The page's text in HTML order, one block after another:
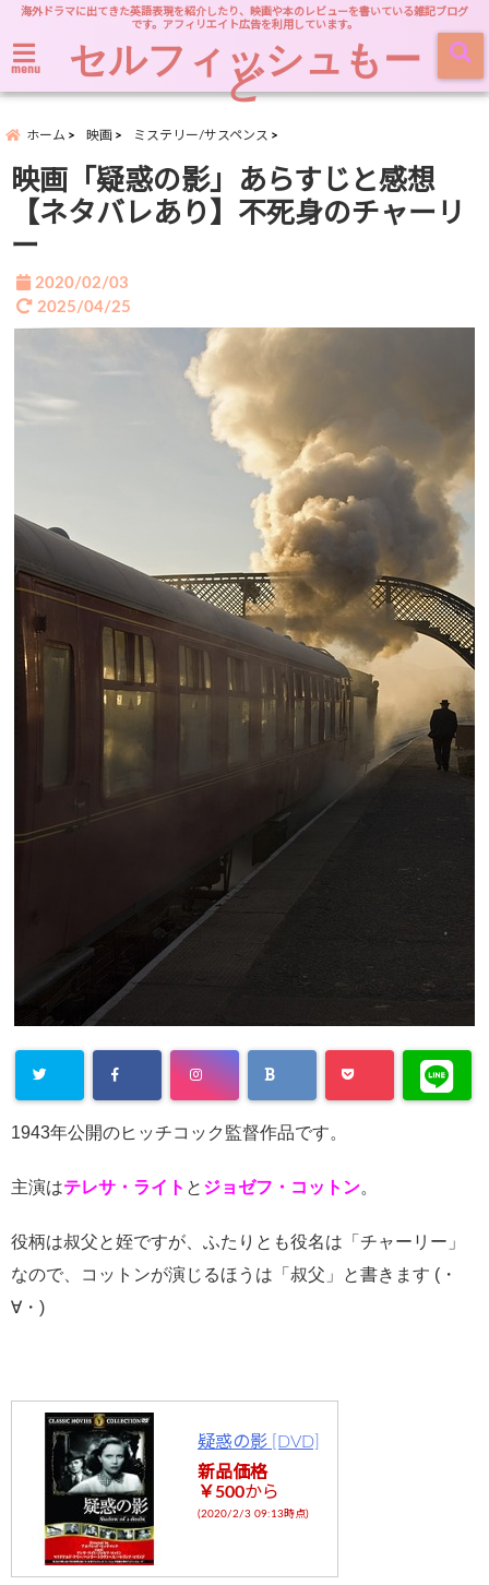
海外ドラマに出てきた英語表現を紹介したり、映画や本のレビューを書いている雑記ブログ
です。アフィリエイト広告を利用しています。
menu セルフィッシュもー
ど
ホーム 映画 ミステリー/サスペンス
映画「疑惑の影」あらすじと感想
【ネタバレあり】不死身のチャーリ
ー
2020/02/03
2025/04/25
array key
/home/cityli
/wp-
content/plu
gins/sns-
count-
cache/sns-
1943年公開のヒッチコック監督作品です。
主演はテレサ・ライト と ジョゼフ・コットン。
役柄は叔父と姪ですが、ふたりとも役名は「チャーリー」
なので、コットンが演じるほうは「叔父」と書きます ( ・
∀・ )
疑惑の影 [DVD]
新品価格
￥500から
(2020/2/3 09:13時点)